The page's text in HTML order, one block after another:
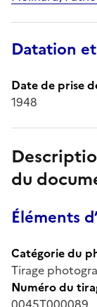
Datation
Date de prise
1948
du
Éléments
Catégorie du
Tirage
Numéro du